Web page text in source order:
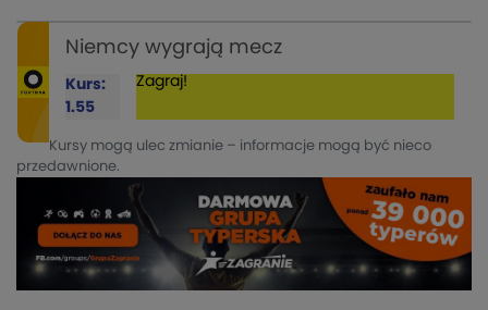
Niemcy wygrają mecz
Kurs:
1.55
Zagraj!
Kursy mogą ulec zmianie – informacje mogą być nieco
przedawnione.